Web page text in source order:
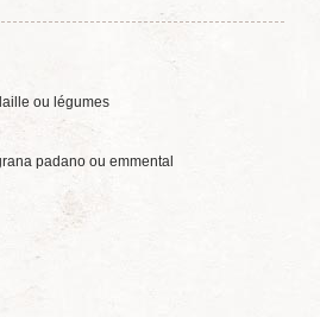
ou légumes
padano ou emmental